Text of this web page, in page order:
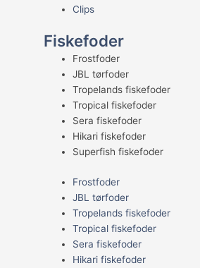
Clips
Fiskefoder
Frostfoder
JBL tørfoder
Tropelands fiskefoder
Tropical fiskefoder
Sera fiskefoder
Hikari fiskefoder
Superfish fiskefoder
Frostfoder
JBL tørfoder
Tropelands fiskefoder
Tropical fiskefoder
Sera fiskefoder
Hikari fiskefoder